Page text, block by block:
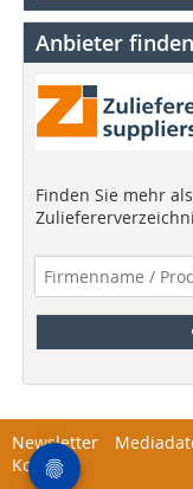
Anbieter finden
Finden Sie mehr
Newsletter
Kontakt